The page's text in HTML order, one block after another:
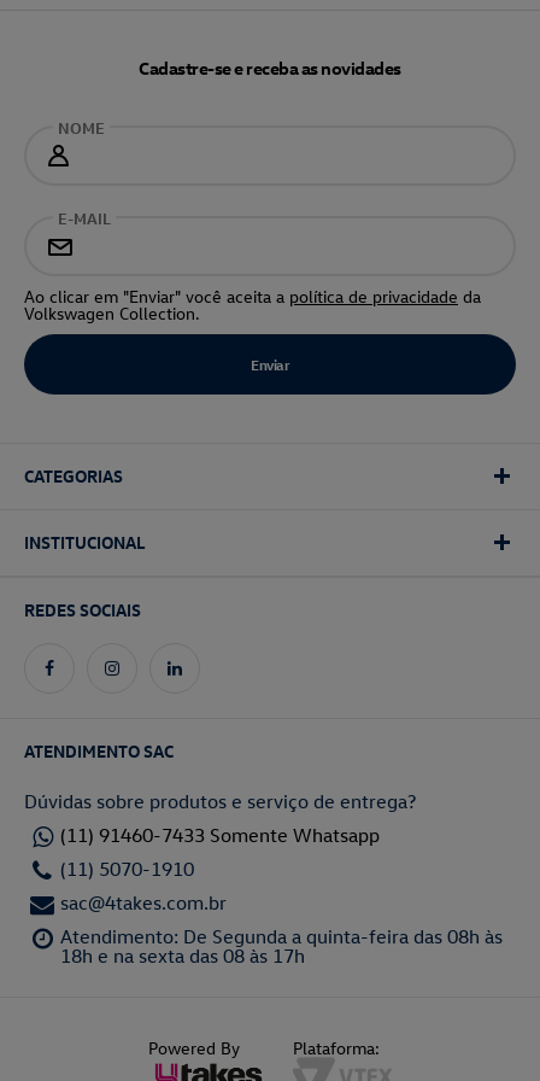
Cadastre-se e receba as novidades
NOME
E-MAIL
Ao clicar em "Enviar" você aceita a política de privacidade da
Volkswagen Collection.
CATEGORIAS
INSTITUCIONAL
REDES SOCIAIS
ATENDIMENTO SAC
Dúvidas sobre produtos e serviço de entrega?
(11) 91460-7433 Somente Whatsapp
(11) 5070-1910
sac@4takes.com.br
Atendimento: De Segunda a quinta-feira das 08h às
18h e na sexta das 08 às 17h
Powered By Plataforma: